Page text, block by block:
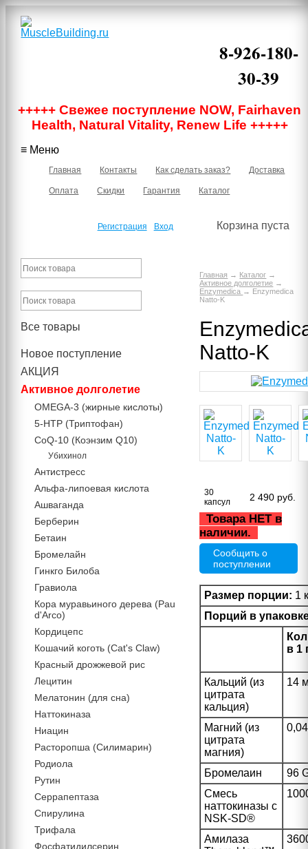
8-926-180-
30-39
Бауманская,
Нижняя
Красносельская
этаж, офис 219В
+++++ Свежее поступление NOW, Fairhaven
Health, Natural Vitality, Renew Life +++++
≡ Меню
Главная Контакты Как сделать заказ? Доставка
Оплата Скидки Гарантия Каталог
Корзина пуста
Регистрация Вход
Главная → Каталог →
Активное долголетие →
Enzymedica → Enzymedica
Natto-K
Natto-K
30
капсул
2 490 руб.
Товара НЕТ в
наличии.
Сообщить о
поступлении
Размер порции: 1
Порций в
в 1
Кальций (из
цитрата
кальция)
14
Магний (из
цитрата
магния)
Бромелаин
96
Смесь
наттокиназы с
NSK-SD®
Амилаза
Все товары
Новое поступление
АКЦИЯ
Активное долголетие
OMEGA-3 (жирные кислоты)
5-HTP (Триптофан)
CoQ-10 (Коэнзим Q10)
Убихинол
Антистресс
Альфа-липоевая кислота
Ашваганда
Берберин
Бетаин
Бромелайн
Гинкго Билоба
Гравиола
Кора муравьиного дерева (Pau
d'Arco)
Кордицепс
Кошачий коготь (Cat's Claw)
Красный дрожжевой рис
Лецитин
Мелатонин (для сна)
Наттокиназа
Ниацин
Расторопша (Силимарин)
Родиола
Рутин
Серрапептаза
Спирулина
Трифала
Фосфатидилсерин